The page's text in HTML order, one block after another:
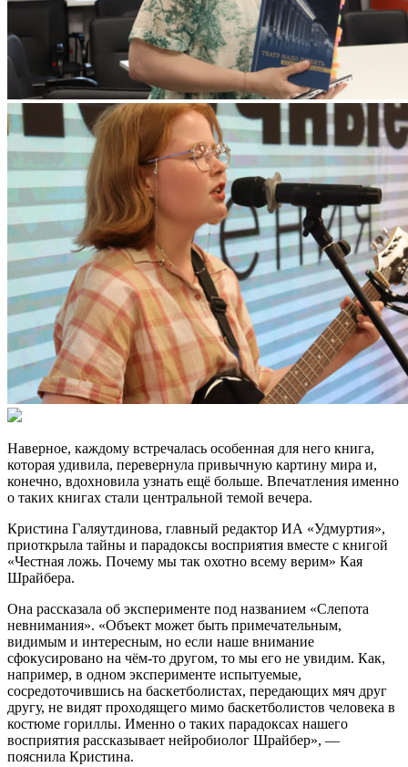
Наверное, каждому встречалась особенная для него книга,
которая удивила, перевернула привычную картину мира и,
конечно, вдохновила узнать ещё больше. Впечатления именно
о таких книгах стали центральной темой вечера.
Кристина Галяутдинова, главный редактор ИА «Удмуртия»,
приоткрыла тайны и парадоксы восприятия вместе с книгой
«Честная ложь. Почему мы так охотно всему верим» Кая
Шрайбера.
Она рассказала об эксперименте под названием «Слепота
невнимания». «Объект может быть примечательным,
видимым и интересным, но если наше внимание
сфокусировано на чём-то другом, то мы его не увидим. Как,
например, в одном эксперименте испытуемые,
сосредоточившись на баскетболистах, передающих мяч друг
другу, не видят проходящего мимо баскетболистов человека в
костюме гориллы. Именно о таких парадоксах нашего
восприятия рассказывает нейробиолог Шрайбер», —
пояснила Кристина.